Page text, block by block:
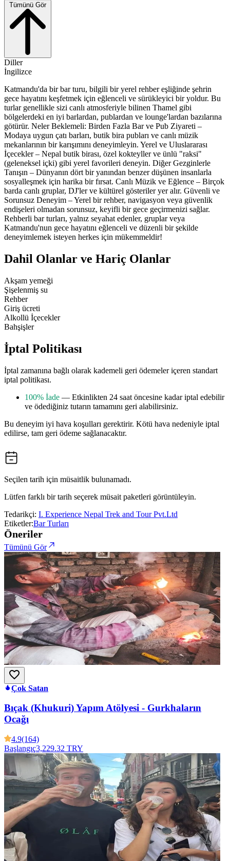
Tümünü Gör
Diller
İngilizce
Katmandu'da bir bar turu, bilgili bir yerel rehber eşliğinde şehrin
gece hayatını keşfetmek için eğlenceli ve sürükleyici bir yoldur. Bu
turlar genellikle sizi canlı atmosferiyle bilinen Thamel gibi
bölgelerdeki en iyi barlardan, publardan ve lounge'lardan bazılarına
götürür. Neler Beklemeli: Birden Fazla Bar ve Pub Ziyareti –
Modaya uygun çatı barları, butik bira pubları ve canlı müzik
mekanlarının bir karışımını deneyimleyin. Yerel ve Uluslararası
İçecekler – Nepal butik birası, özel kokteyller ve ünlü "raksi"
(geleneksel içki) gibi yerel favorileri deneyin. Diğer Gezginlerle
Tanışın – Dünyanın dört bir yanından benzer düşünen insanlarla
sosyalleşmek için harika bir fırsat. Canlı Müzik ve Eğlence – Birçok
barda canlı gruplar, DJ'ler ve kültürel gösteriler yer alır. Güvenli ve
Sorunsuz Deneyim – Yerel bir rehber, navigasyon veya güvenlik
endişeleri olmadan sorunsuz, keyifli bir gece geçirmenizi sağlar.
Rehberli bar turları, yalnız seyahat edenler, gruplar veya
Katmandu'nun gece hayatını eğlenceli ve düzenli bir şekilde
deneyimlemek isteyen herkes için mükemmeldir!
Dahil Olanlar ve Hariç Olanlar
Akşam yemeği
Şişelenmiş su
Rehber
Giriş ücreti
Alkollü İçecekler
Bahşişler
İptal Politikası
İptal zamanına bağlı olarak kademeli geri ödemeler içeren standart
iptal politikası.
100% İade — Etkinlikten 24 saat öncesine kadar iptal edebilir
ve ödediğiniz tutarın tamamını geri alabilirsiniz.
Bu deneyim iyi hava koşulları gerektirir. Kötü hava nedeniyle iptal
edilirse, tam geri ödeme sağlanacaktır.
Seçilen tarih için müsaitlik bulunamadı.
Lütfen farklı bir tarih seçerek müsait paketleri görüntüleyin.
Tedarikçi: I. Experience Nepal Trek and Tour Pvt.Ltd
Etiketler:Bar Turları
Öneriler
Tümünü Gör
Çok Satan
Bıçak (Khukuri) Yapım Atölyesi - Gurkhaların
Ocağı
4.9(164)
Başlangıç3,229.32 TRY